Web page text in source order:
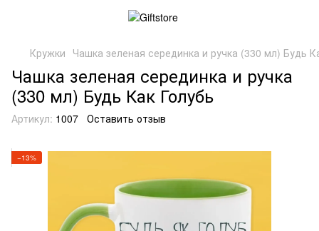
Кружки Чашка зеленая серединка и ручка (330 мл) Будь
Чашка зеленая серединка и ручка
(330 мл) Будь Как Голубь
Артикул: 1007 Оставить отзыв
−13%